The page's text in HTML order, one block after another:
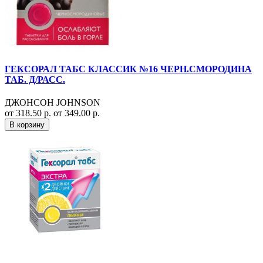
ГЕКСОРАЛ ТАБС КЛАССИК №16 ЧЕРН.СМОРОДИНА
ТАБ. Д/РАСС.
ДЖОНСОН JOHNSON
от 318.50 р. от 349.00 р.
В корзину